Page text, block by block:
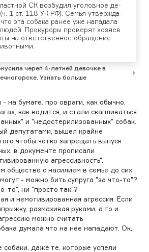
СК воз­бу­дил уго­лов­ное де­
1 ст. 118 УК РФ). Семья ут­вер­жда­
что эта со­бака ра­нее уже на­пада­ла
Про­куро­ры про­верят хо­зя­ев
на от­ветс­твен­ное об­ра­щение
череп 4-летней девочке в
Узнать больше
на бумаге. про овраги, как обычно,
как водится, и стали скапливаться
и "недостерилизованных" собак.
депутатами, вышел крайне
чтобы четко запрещать выпуск
в документе прописали
агрессивность".
обществе с насилием в семье до сих
- можно бить супруга "за что-то"?
то", ни "просто так"?
и немотивированная агрессия. Если
размахивая руками, а то и
можно считать
думала что на нее нападают. Ок,
собаки, даже те, которые успели